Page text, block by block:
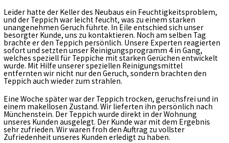
Leider hatte der Keller des Neubaus ein Feuchtigkeitsproblem,
und der Teppich war leicht feucht, was zu einem starken
unangenehmen Geruch führte. In Eile entschied sich unser
besorgter Kunde, uns zu kontaktieren. Noch am selben Tag
brachte er den Teppich persönlich. Unsere Experten reagierten
sofort und setzten unser Reinigungsprogramm 4 in Gang,
welches speziell für Teppiche mit starken Gerüchen entwickelt
wurde. Mit Hilfe unserer speziellen Reinigungsmittel
entfernten wir nicht nur den Geruch, sondern brachten den
Teppich auch wieder zum strahlen.
Eine Woche später war der Teppich trocken, geruchsfrei und in
einem makellosen Zustand. Wir lieferten ihn persönlich nach
Münchenstein. Der Teppich wurde direkt in der Wohnung
unseres Kunden ausgelegt. Der Kunde war mit dem Ergebnis
sehr zufrieden. Wir waren froh den Auftrag zu vollster
Zufriedenheit unseres Kunden erledigt zu haben.